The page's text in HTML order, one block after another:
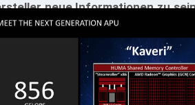
neue Informationen zu
"Kaveri" veröffentlicht. Neben
zum vermeintlichen Top-
AMD auch ein Datum verraten, ab
sein werden: ab dem 14.
sein. Bevor die neuen
werden sie